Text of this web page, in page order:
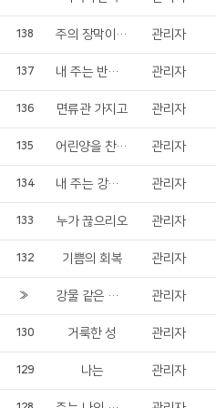
138 주의 장막이 어찌 그리 아름다운지요 관리자
137 내 주는 반석이시니 관리자
136 면류관 가지고 관리자
135 어린양을 찬양하라 관리자
134 내 주는 강한 성이요 관리자
133 누가 끊으리오 관리자
132 기쁨의 회복 관리자
» 강물 같은 평화 관리자
130 거룩한 성 관리자
129 나는 관리자